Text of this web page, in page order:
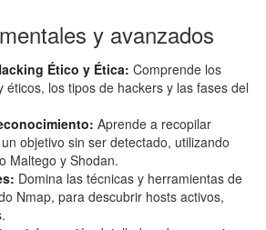
y avanzados
Ético y Ética: Comprende los
éticos, los tipos de hackers y las fases del
Aprende a recopilar
objetivo sin ser detectado, utilizando
Maltego y Shodan.
Domina las técnicas y herramientas de
Nmap, para descubrir hosts activos,